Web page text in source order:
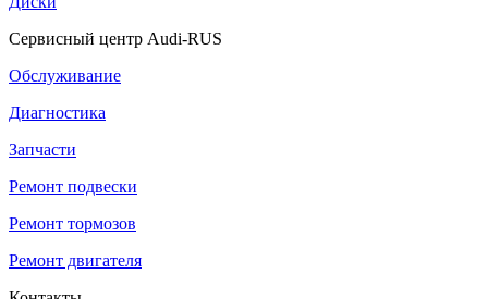
Сервисный центр Audi-RUS
Обслуживание
Диагностика
Запчасти
Ремонт подвески
Ремонт тормозов
Ремонт двигателя